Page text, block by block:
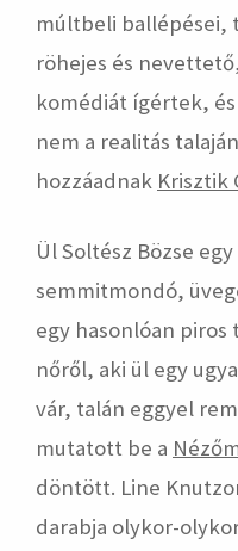
múltbeli ballépései,
röhejes és
komédiát ígértek,
nem a realitás
hozzáadnak Krisztik
Ül Soltész Bözse
semmitmondó,
egy hasonlóan piros
nőről, aki ül egy
vár, talán eggyel
mutatott be a
döntött. Line
darabja olykor-